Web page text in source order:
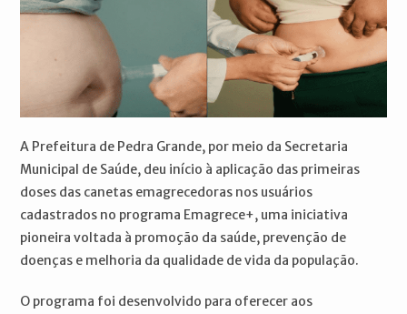
A Prefeitura de Pedra Grande, por meio da Secretaria
Municipal de Saúde, deu início à aplicação das primeiras
doses das canetas emagrecedoras nos usuários
cadastrados no programa Emagrece+, uma iniciativa
pioneira voltada à promoção da saúde, prevenção de
doenças e melhoria da qualidade de vida da população.
O programa foi desenvolvido para oferecer aos